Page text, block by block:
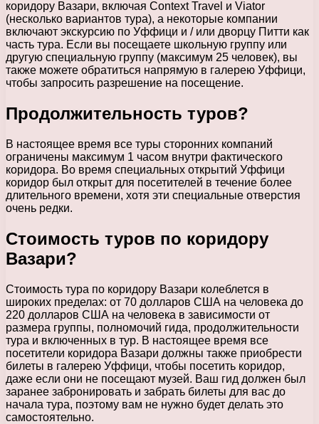
коридору Вазари, включая Context Travel и Viator
(несколько вариантов тура), а некоторые компании
включают экскурсию по Уффици и / или дворцу Питти как
часть тура. Если вы посещаете школьную группу или
другую специальную группу (максимум 25 человек), вы
также можете обратиться напрямую в галерею Уффици,
чтобы запросить разрешение на посещение.
Продолжительность туров?
В настоящее время все туры сторонних компаний
ограничены максимум 1 часом внутри фактического
коридора. Во время специальных открытий Уффици
коридор был открыт для посетителей в течение более
длительного времени, хотя эти специальные отверстия
очень редки.
Стоимость туров по коридору
Вазари?
Стоимость тура по коридору Вазари колеблется в
широких пределах: от 70 долларов США на человека до
220 долларов США на человека в зависимости от
размера группы, полномочий гида, продолжительности
тура и включенных в тур. В настоящее время все
посетители коридора Вазари должны также приобрести
билеты в галерею Уффици, чтобы посетить коридор,
даже если они не посещают музей. Ваш гид должен был
заранее забронировать и забрать билеты для вас до
начала тура, поэтому вам не нужно будет делать это
самостоятельно.